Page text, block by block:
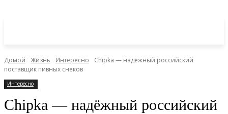
Домой Жизнь Интересно
Chipka — надёжный российский
поставщик пивных снеков
Интересно
Chipka — надёжный российский